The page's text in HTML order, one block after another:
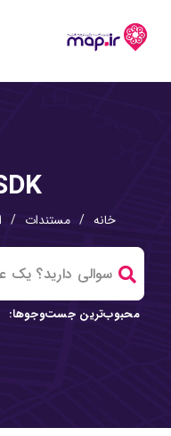
خانه / مستندات /
محبوب‌ترین جست‌وجوها: